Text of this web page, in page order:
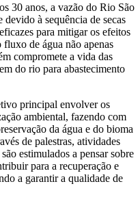
30 anos, a vazão do Rio São
à sequência de secas
para mitigar os efeitos
de água não apenas
compromete a vida das
do rio para abastecimento
principal envolver os
ambiental, fazendo com
da água e do bioma
de palestras, atividades
estimulados a pensar sobre
para a recuperação e
a garantir a qualidade de